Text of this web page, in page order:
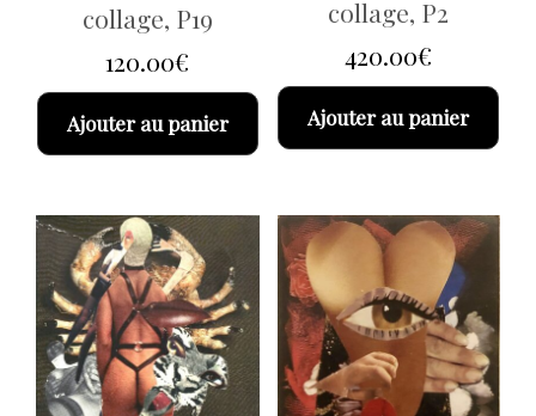
collage, P19
120.00€
Ajouter au panier
collage, P2
420.00€
Ajouter au panier